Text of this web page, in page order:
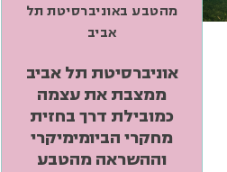
מהטבע באוניברסיטת תל
אביב
אוניברסיטת תל אביב
ממצבת את עצמה
כמובילת דרך בחזית
מחקרי הביומימיקרי
וההשראה מהטבע